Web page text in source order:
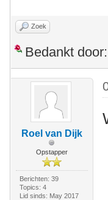
Zoek
Bedankt door:
Roel van Dijk
Opstapper
Berichten: 39
Topics: 4
Lid sinds: May 2017